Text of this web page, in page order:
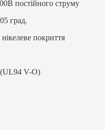
постійного струму
град.
покриття
(UL94 V-O)